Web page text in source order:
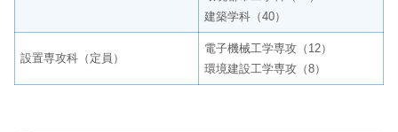
建築学科（40）
設置専攻科（定員）
電子機械工学専攻（12）
環境建設工学専攻（8）